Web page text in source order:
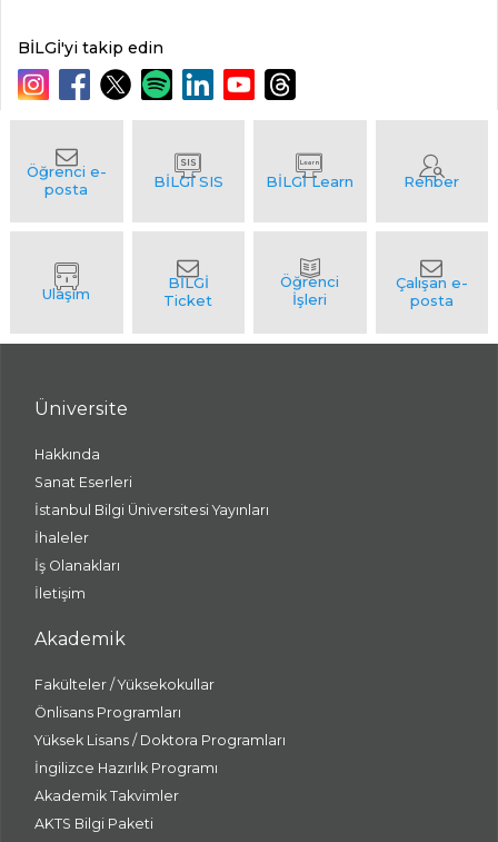
BİLGİ'yi takip edin
Üniversite
Hakkında
Sanat Eserleri
İstanbul Bilgi Üniversitesi Yayınları
İhaleler
İş Olanakları
İletişim
Akademik
Fakülteler / Yüksekokullar
Önlisans Programları
Yüksek Lisans / Doktora Programları
İngilizce Hazırlık Programı
Akademik Takvimler
AKTS Bilgi Paketi